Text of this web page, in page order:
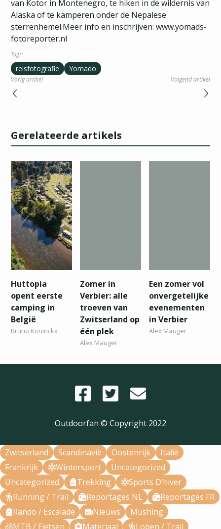
van Kotor in Montenegro, te hiken in de wildernis van
Alaska of te kamperen onder de Nepalese
sterrenhemel.Meer info en inschrijven: www.yomads-
fotoreporter.nl
Tags:
reisfotografie Yomado
Vorig artikel Volgend artikel
Gerelateerde artikels
Huttopia
opent eerste
camping in
België
Bruno Koninckx
Zomer in
Verbier: alle
troeven van
Zwitserland op
één plek
Alex Mauger
Een zomer vol
onvergetelijke
evenementen
in Verbier
Alex Mauger
Outdoorfan © Copyright 2022
Zwitserland Scandinavië Oostenrijk
Italië
Frankrijk
Wintersport
Uncategorized
Uncategorized
Trekking
Sports D’hiver
Running / Trail
Reportages NL
Reportages FR
Rando / Escalade
Nieuws
Mushing
MTB / Fietsen
Materiaal Lopen / Trail